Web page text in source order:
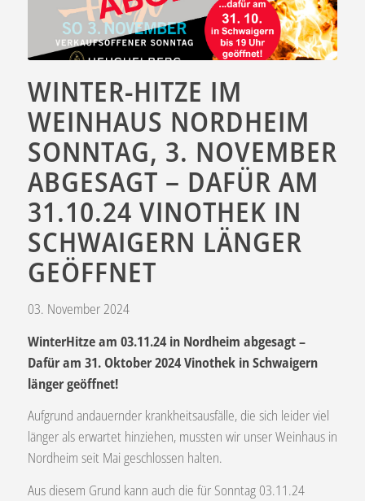
WINTER-HITZE IM
WEINHAUS NORDHEIM
SONNTAG, 3. NOVEMBER
ABGESAGT – DAFÜR AM
31.10.24 VINOTHEK IN
SCHWAIGERN LÄNGER
GEÖFFNET
03. November 2024
WinterHitze am 03.11.24 in Nordheim abgesagt –
Dafür am 31. Oktober 2024 Vinothek in Schwaigern
länger geöffnet!
Aufgrund andauernder krankheitsausfälle, die sich leider viel
länger als erwartet hinziehen, mussten wir unser Weinhaus in
Nordheim seit Mai geschlossen halten.
Aus diesem Grund kann auch die für Sonntag 03.11.24